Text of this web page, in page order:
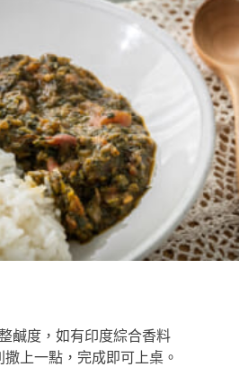
鹹度，如有印度綜合香料
撒上一點，完成即可上桌。